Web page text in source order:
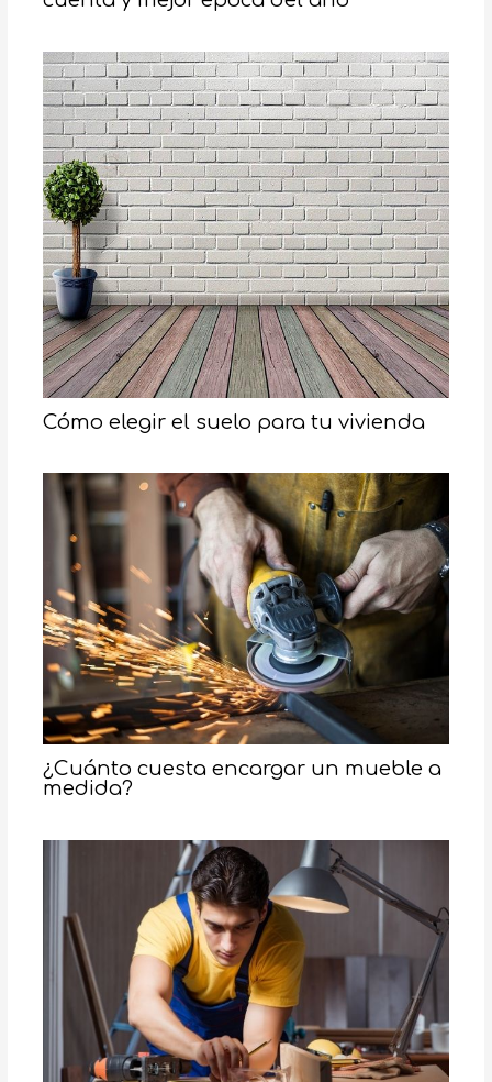
Cómo elegir el suelo para tu vivienda
¿Cuánto cuesta encargar un mueble a
medida?